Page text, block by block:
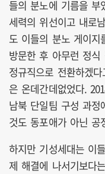
들의 분노에 기름을
세력의 위선이고 내로
도 이들의 분노 게이지
방문한 후 아무런 정
정규직으로 전환하겠
은 온데간데없었다.
남북 단일팀 구성 과
것도 동포애가 아닌 공
하지만 기성세대는 이
제 해결에 나서기보다